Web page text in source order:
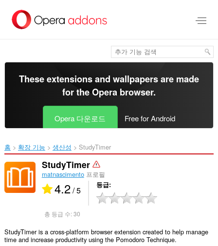
건
These extensions and wallpapers are made
for theOpera browser.
Opera 다운로드 Free for Android
홈 확장 기능 생산성 StudyTimer‎
StudyTimer
matnascimento프로필
4.2/ 5 등급
총 등급 수:30
StudyTimer is a cross-platform browser extension created to help manage
time and increase productivity using the Pomodoro Technique.